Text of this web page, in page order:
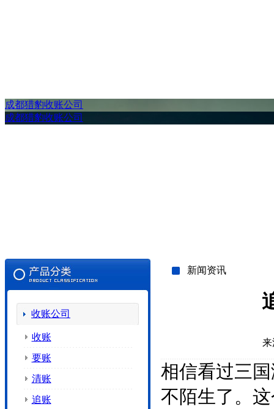
成都猎豹收账公司
成都猎豹收账公司
收账公司
收账
要账
清账
追账
新闻资讯
来
相信看过三
不陌生了。